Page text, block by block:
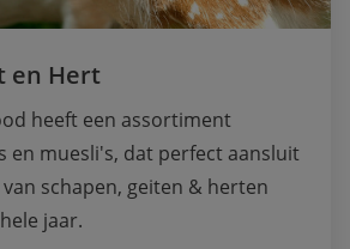
en Hert
heeft een assortiment
en muesli's, dat perfect aansluit
schapen, geiten & herten
jaar.